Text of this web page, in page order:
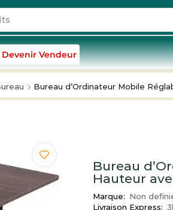
Devenir Vendeur
Bureau d’Ordinateur Mobile
Bureau
Hauteur
Marque: Non
Livraison Express: